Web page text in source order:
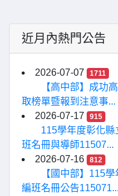
近月內熱門公告
2026-07-07 1711
【高中部】成功
取榜單暨報到注意事...
2026-07-17
915
115學年度彰化
班名冊與導師11507...
2026-07-16
812
【國中部】115
編班名冊公告115071...